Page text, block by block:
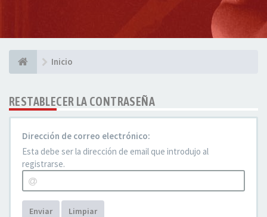
Inicio
RESTABLECER LA CONTRASEÑA
Dirección de correo electrónico:
Esta debe ser la dirección de email que introdujo al
registrarse.
Enviar Limpiar